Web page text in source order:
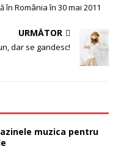
România în 30 mai 2011
URMĂTOR
dar se gandesc!
muzica pentru